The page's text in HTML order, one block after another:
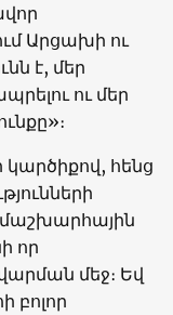
Արցախի ու
է, մեր
ու մեր
հենց
որ
մեջ։ Եվ
բոլոր